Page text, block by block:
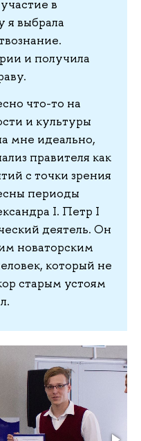
в
я выбрала
и получила
что-то на
и культуры
мне идеально,
правителя как
с точки зрения
периоды
I. Петр I
деятель. Он
новаторским
который не
старым устоям